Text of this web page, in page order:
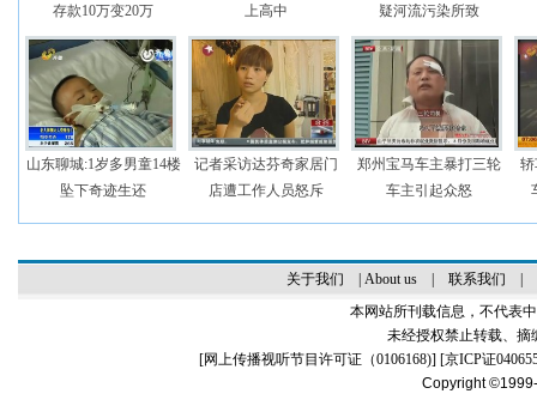
存款10万变20万
上高中
疑河流污染所致
山东聊城:1岁多男童14楼
坠下奇迹生还
记者采访达芬奇家居门
店遭工作人员怒斥
郑州宝马车主暴打三轮
车主引起众怒
关于我们 About us| 联系我们
本网站所刊载信息，不代表
未经授权禁止转载、摘
[网上传播视听节目许可证（0106168)] [京ICP证
Copyright